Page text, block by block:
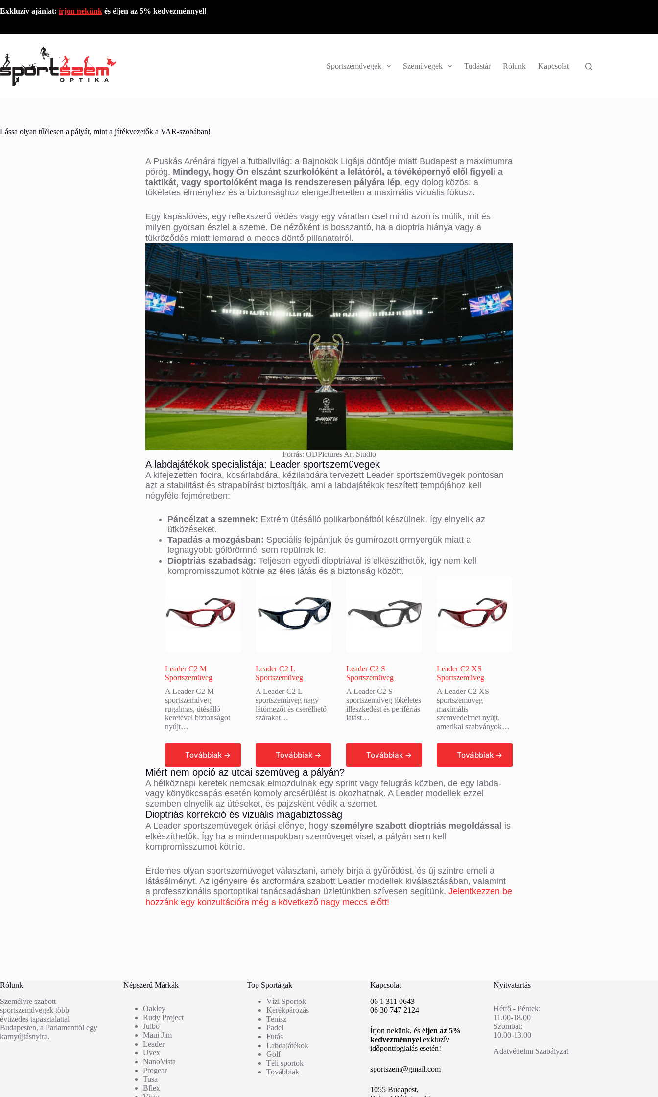
Exkluzív ajánlat: írjon nekünk és éljen az 5% kedvezménnyel!
Sportszemüvegek Szemüvegek Tudástár Rólunk Kapcsolat
Lássa olyan tűélesen a pályát, mint a játékvezetők a VAR-szobában!
A Puskás Arénára figyel a futballvilág: a Bajnokok Ligája döntője miatt Budapest a maximumra
pörög. Mindegy, hogy Ön elszánt szurkolóként a lelátóról, a tévéképernyő elől figyeli a
taktikát, vagy sportolóként maga is rendszeresen pályára lép, egy dolog közös: a
tökéletes élményhez és a biztonsághoz elengedhetetlen a maximális vizuális fókusz.
Egy kapáslövés, egy reflexszerű védés vagy egy váratlan csel mind azon is múlik, mit és
milyen gyorsan észlel a szeme. De nézőként is bosszantó, ha a dioptria hiánya vagy a
tükröződés miatt lemarad a meccs döntő pillanatairól.
Forrás: ODPictures Art Studio
A labdajátékok specialistája: Leader sportszemüvegek
A kifejezetten focira, kosárlabdára, kézilabdára tervezett Leader sportszemüvegek pontosan
azt a stabilitást és strapabírást biztosítják, ami a labdajátékok feszített tempójához kell
négyféle fejméretben:
Páncélzat a szemnek: Extrém ütésálló polikarbonátból készülnek, így elnyelik az
ütközéseket.
Tapadás a mozgásban: Speciális fejpántjuk és gumírozott orrnyergük miatt a
legnagyobb gólörömnél sem repülnek le.
Dioptriás szabadság: Teljesen egyedi dioptriával is elkészíthetők, így nem kell
kompromisszumot kötnie az éles látás és a biztonság között.
Leader C2 M
Sportszemüveg
A Leader C2 M
sportszemüveg
rugalmas, ütésálló
keretével biztonságot
nyújt…
Tovább
olvasom
Leader C2 L
Sportszemüveg
A Leader C2 L
sportszemüveg nagy
látómezőt és cserélhető
szárakat…
Tovább
olvasom
Leader C2 S
Sportszemüveg
A Leader C2 S
sportszemüveg tökéletes
illeszkedést és perifériás
látást…
Tovább
olvasom
Leader C2 XS
Sportszemüveg
A Leader C2 XS
sportszemüveg
maximális
szemvédelmet nyújt,
amerikai szabványok…
Tovább
olvasom
Miért nem opció az utcai szemüveg a pályán?
A hétköznapi keretek nemcsak elmozdulnak egy sprint vagy felugrás közben, de egy labda-
vagy könyökcsapás esetén komoly arcsérülést is okozhatnak. A Leader modellek ezzel
szemben elnyelik az ütéseket, és pajzsként védik a szemet.
Dioptriás korrekció és vizuális magabiztosság
A Leader sportszemüvegek óriási előnye, hogy személyre szabott dioptriás megoldással is
elkészíthetők. Így ha a mindennapokban szemüveget visel, a pályán sem kell
kompromisszumot kötnie.
Érdemes olyan sportszemüveget választani, amely bírja a gyűrődést, és új szintre emeli a
látásélményt. Az igényeire és arcformára szabott Leader modellek kiválasztásában, valamint
a professzionális sportoptikai tanácsadásban üzletünkben szívesen segítünk. Jelentkezzen be
hozzánk egy konzultációra még a következő nagy meccs előtt!
Rólunk
Személyre szabott
sportszemüvegek több
évtizedes tapasztalattal
Budapesten, a Parlamenttől egy
karnyújtásnyira.
Népszerű Márkák
Oakley
Rudy Project
Julbo
Maui Jim
Leader
Uvex
NanoVista
Progear
Tusa
Bflex
Top Sportágak
Vízi Sportok
Kerékpározás
Tenisz
Padel
Futás
Labdajátékok
Golf
Téli sportok
Továbbiak
Kapcsolat
06 1 311 0643
06 30 747 2124
Írjon nekünk, és éljen az 5%
kedvezménnyel exkluzív
időpontfoglalás esetén!
sportszem@gmail.com
1055 Budapest,
Nyitvatartás
Hétfő - Péntek:
11.00-18.00
Szombat:
10.00-13.00
Adatvédelmi Szabályzat